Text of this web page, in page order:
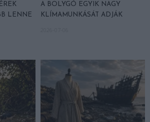
LENNE
A BOLYGÓ EGYIK NAGY
KLÍMAMUNKÁSÁT ADJÁK